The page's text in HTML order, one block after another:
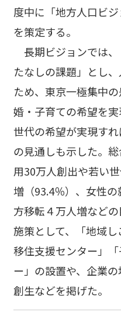
度中に「地方人口ビ
を策定する。
長期ビジョンでは
たなしの課題」とし
ため、東京一極集中
婚・子育ての希望を
世代の希望が実現す
の見通しも示した。
用30万人創出や若い
増（93.4％）、女性
方移転４万人増など
施策として、「地域
移住支援センター」
ー」の設置や、企業
創生などを掲げた。